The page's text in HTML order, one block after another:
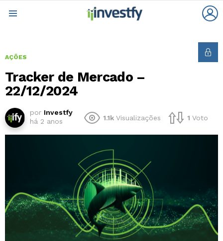
AÇÕES
Tracker de Mercado –
22/12/2024
por Investfy
há 2 anos
1.1k Visualizações 1 Voto